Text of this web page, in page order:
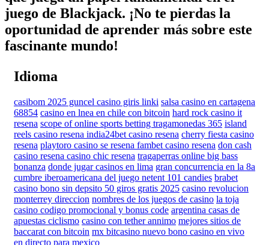
juego de Blackjack. ¡No te pierdas la
oportunidad de aprender más sobre este
fascinante mundo!
Idioma
casibom 2025 guncel casino giris linki salsa casino en cartagena
68854 casino en lnea en chile con bitcoin hard rock casino it
resena scope of online sports betting tragamonedas 365 island
reels casino resena india24bet casino resena cherry fiesta casino
resena playtoro casino se resena fambet casino resena don cash
casino resena casino chic resena tragaperras online big bass
bonanza donde jugar casinos en lima gran concurrencia en la 8a
cumbre iberoamericana del juego netent 101 candies brabet
casino bono sin depsito 50 giros gratis 2025 casino revolucion
monterrey direccion nombres de los juegos de casino la toja
casino codigo promocional y bonus code argentina casas de
apuestas ciclismo casino con tether annimo mejores sitios de
baccarat con bitcoin mx bitcasino nuevo bono casino en vivo
en directo para mexico